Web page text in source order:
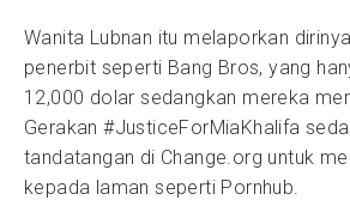
Wanita Lubnan itu melaporkan
penerbit seperti Bang Bros, yang
12,000 dolar sedangkan mereka
Gerakan #JusticeForMiaKhalifa
tandatangan di Change.org untuk
kepada laman seperti Pornhub.